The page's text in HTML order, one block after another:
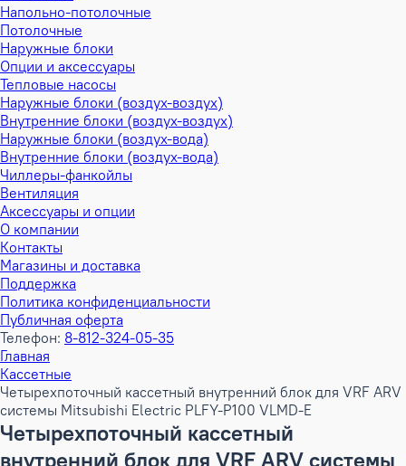
Напольно-потолочные
Потолочные
Наружные блоки
Опции и аксессуары
Тепловые насосы
Наружные блоки (воздух-воздух)
Внутренние блоки (воздух-воздух)
Наружные блоки (воздух-вода)
Внутренние блоки (воздух-вода)
Чиллеры-фанкойлы
Вентиляция
Аксессуары и опции
О компании
Контакты
Магазины и доставка
Поддержка
Политика конфиденциальности
Публичная оферта
Телефон: 8-812-324-05-35
Главная
Кассетные
Четырехпоточный кассетный внутренний блок для VRF ARV
системы Mitsubishi Electric PLFY-P100 VLMD-E
Четырехпоточный кассетный
внутренний блок для VRF ARV системы